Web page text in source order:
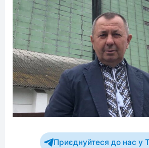
Приєднуйтеся до нас у